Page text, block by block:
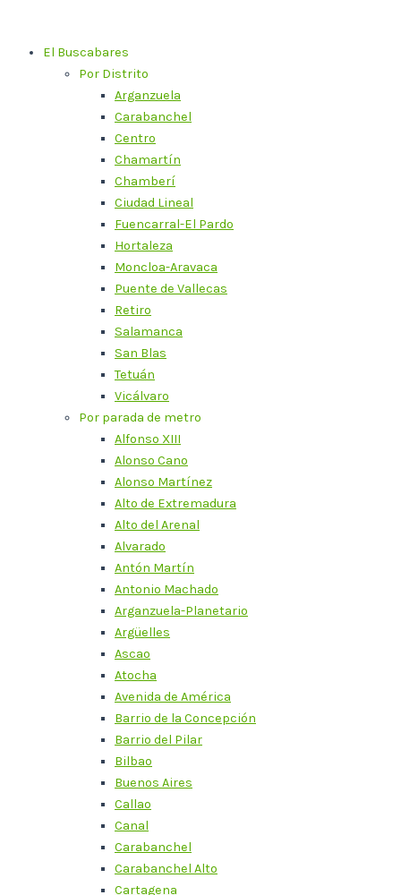
contenidoEl Buscabares
Por Distrito
Arganzuela
Carabanchel
Centro
Chamartín
Chamberí
Ciudad Lineal
Fuencarral-El Pardo
Hortaleza
Moncloa-Aravaca
Puente de Vallecas
Retiro
Salamanca
San Blas
Tetuán
Vicálvaro
Por parada de metro
Alfonso XIII
Alonso Cano
Alonso Martínez
Alto de Extremadura
Alto del Arenal
Alvarado
Antón Martín
Antonio Machado
Arganzuela-Planetario
Argüelles
Ascao
Atocha
Avenida de América
Barrio de la Concepción
Barrio del Pilar
Bilbao
Buenos Aires
Callao
Canal
Carabanchel
Carabanchel Alto
Cartagena